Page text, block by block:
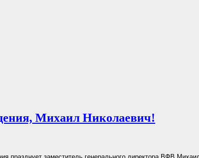
Михаил Николаевич!